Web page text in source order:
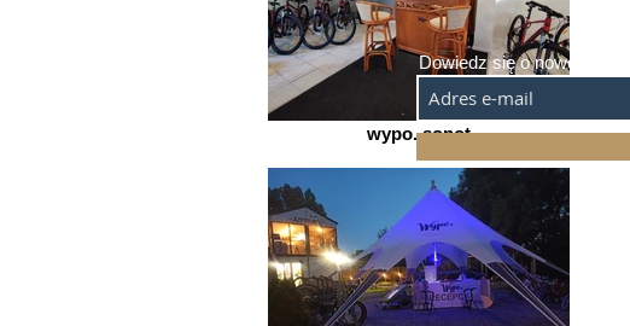
wypo. sopot
Dowiedz się o nowościach :